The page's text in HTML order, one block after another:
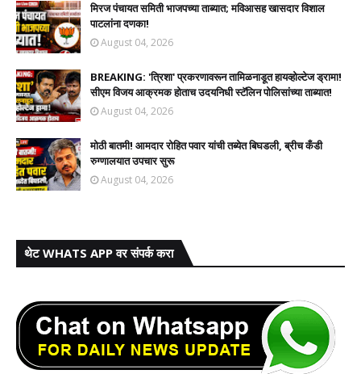
मिरज पंचायत समिती भाजपच्या ताब्यात; मविआसह खासदार विशाल
पाटलांना दणका!
August 04, 2026
BREAKING: 'त्रिशा' प्रकरणावरून तामिळनाडूत हायव्होल्टेज ड्रामा!
सीएम विजय आक्रमक होताच उदयनिधी स्टॅलिन पोलिसांच्या ताब्यात!
August 04, 2026
मोठी बातमी! आमदार रोहित पवार यांची तब्येत बिघडली, ब्रीच कँडी
रुग्णालयात उपचार सुरू
August 04, 2026
थेट WHATS APP वर संपर्क करा